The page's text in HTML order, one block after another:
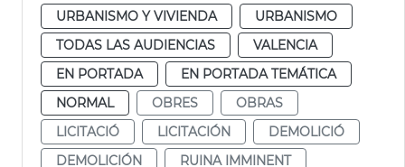
URBANISMO Y VIVIENDA
URBANISMO
TODAS LAS AUDIENCIAS
VALENCIA
EN PORTADA
EN PORTADA TEMÁTICA
NORMAL
OBRES
OBRAS
LICITACIÓ
LICITACIÓN
DEMOLICIÓ
DEMOLICIÓN
RUINA IMMINENT